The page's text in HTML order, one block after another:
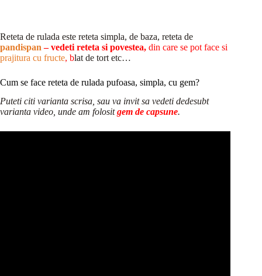
Reteta de rulada este reteta simpla, de baza, reteta de
pandispan – vedeti reteta si povestea, din care se pot face si
prajitura cu fructe, blat de tort etc…
Cum se face reteta de rulada pufoasa, simpla, cu gem?
Puteti citi varianta scrisa, sau va invit sa vedeti dedesubt
varianta video, unde am folositgem de capsune.